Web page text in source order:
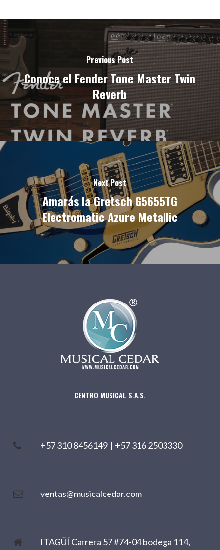
Previous Post
Conoce el Fender Tone Master Twin
Reverb
Next Post
Amarás la Gretsch G5655TG
Electromatic Azure Metallic
CENTRO MUSICAL S.A.S.
+57 310 8456149 | +57 316 2503330
ventas@musicalcedar.com
ITAGÜÍ Carrera 57 #74-04 bodega 114,